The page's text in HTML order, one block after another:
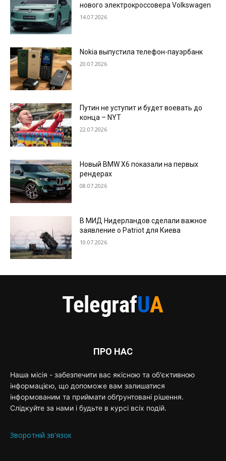
нового электрокроссовера Volkswagen
14.07.2026
Nokia выпустила телефон-пауэрбанк
20.07.2026
Путин не уступит и будет воевать до
конца – NYT
22.07.2026
Новый BMW X6 показали на первых
рендерах
08.07.2026
В МИД Нидерландов сделали важное
заявление о Patriot для Киева
10.07.2026
ПРО НАС
Наша місія - забезпечити вас якісною та об'єктивною
інформацією, що допоможе вам залишатися
інформованим та приймати обґрунтовані рішення.
Слідкуйте за нами і будьте в курсі всіх подій.
Зворотній зв'язок